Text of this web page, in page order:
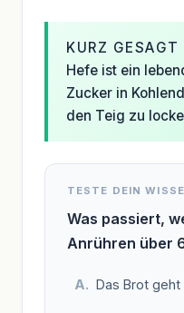
KURZ GESAGT
Hefe ist ein
Zucker in
den Teig zu
TESTE DEIN
Was passiert,
Anrühren über
Das Brot